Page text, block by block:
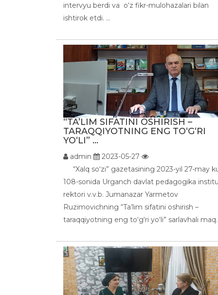
intervyu berdi va o‘z fikr-mulohazalari bilan
ishtirok etdi. ...
“TA’LIM SIFATINI OSHIRISH –
TARAQQIYOTNING ENG TO‘G‘RI
YO‘LI” ...
admin
2023-05-27
“Xalq so‘zi” gazetasining 2023-yil 27-may
108-sonida Urganch davlat pedagogika
rektori v.v.b. Jumanazar Yarmetov
Ruzimovichning “Ta’lim sifatini oshirish –
taraqqiyotning eng to‘g‘ri yo‘li” sarlavhali